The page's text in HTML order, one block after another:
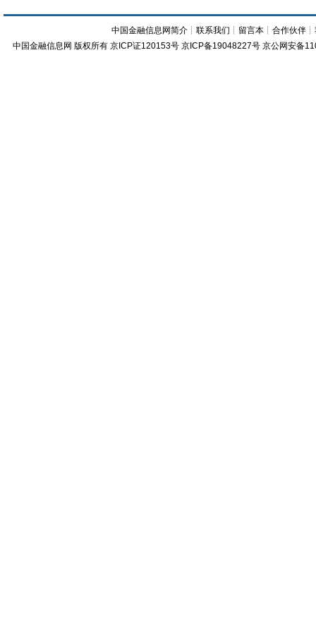
中国金融信息网简介 ┊联系我们 ┊ 留言本 ┊合作伙伴 ┊
中国金融信息网 版权所有 京ICP证120153号 京ICP备19048227号 京公网安备